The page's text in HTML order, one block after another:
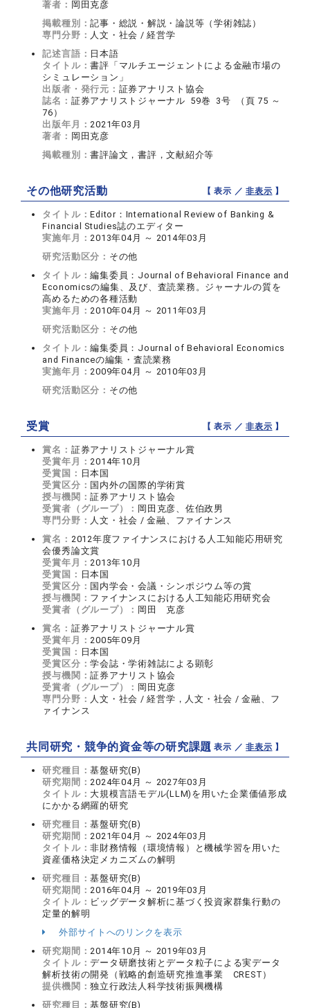
著者： 岡田克彦
掲載種別：記事・総説・解説・論説等（学術雑誌）
専門分野： 人文・社会 / 経営学
記述言語： 日本語
タイトル：書評「マルチエージェントによる金融市場の
シミュレーション」
出版者・発行元： 証券アナリスト協会
誌名： 証券アナリストジャーナル 59巻 3号 （頁 75 ～
76）
出版年月： 2021年03月
著者： 岡田克彦
掲載種別：書評論文，書評，文献紹介等
その他研究活動 【 表示 ／非表示 】
タイトル：Editor：International Review of Banking &
Financial Studies誌のエディター
実施年月： 2013年04月 ～ 2014年03月
研究活動区分： その他
タイトル：編集委員：Journal of Behavioral Finance and
Economicsの編集、及び、査読業務。ジャーナルの質を
高めるための各種活動
実施年月： 2010年04月 ～ 2011年03月
研究活動区分： その他
タイトル：編集委員：Journal of Behavioral Economics
and Financeの編集・査読業務
実施年月： 2009年04月 ～ 2010年03月
研究活動区分： その他
受賞 【 表示 ／非表示 】
賞名： 証券アナリストジャーナル賞
受賞年月： 2014年10月
受賞国： 日本国
受賞区分： 国内外の国際的学術賞
授与機関：証券アナリスト協会
受賞者（グループ）： 岡田克彦、佐伯政男
専門分野： 人文・社会 / 金融、ファイナンス
賞名： 2012年度ファイナンスにおける人工知能応用研究
会優秀論文賞
受賞年月： 2013年10月
受賞国： 日本国
受賞区分： 国内学会・会議・シンポジウム等の賞
授与機関： ファイナンスにおける人工知能応用研究会
受賞者（グループ）： 岡田 克彦
賞名： 証券アナリストジャーナル賞
受賞年月： 2005年09月
受賞国： 日本国
受賞区分：学会誌・学術雑誌による顕彰
授与機関：証券アナリスト協会
受賞者（グループ）： 岡田克彦
専門分野： 人文・社会 / 経営学，人文・社会 / 金融、フ
ァイナンス
共同研究・競争的資金等の研究課題【 表示 ／非表示 】
研究種目：基盤研究(B)
研究期間： 2024年04月 ～ 2027年03月
タイトル： 大規模言語モデル(LLM)を用いた企業価値形成
にかかる網羅的研究
研究種目：基盤研究(B)
研究期間： 2021年04月 ～ 2024年03月
タイトル：非財務情報（環境情報）と機械学習を用いた
資産価格決定メカニズムの解明
研究種目：基盤研究(B)
研究期間： 2016年04月 ～ 2019年03月
タイトル： ビッグデータ解析に基づく投資家群集行動の
定量的解明
外部サイトへのリンクを表示
研究期間： 2014年10月 ～ 2019年03月
タイトル：データ研磨技術とデータ粒子による実データ
解析技術の開発（戦略的創造研究推進事業 CREST）
提供機関：独立行政法人科学技術振興機構
研究種目：基盤研究(B)